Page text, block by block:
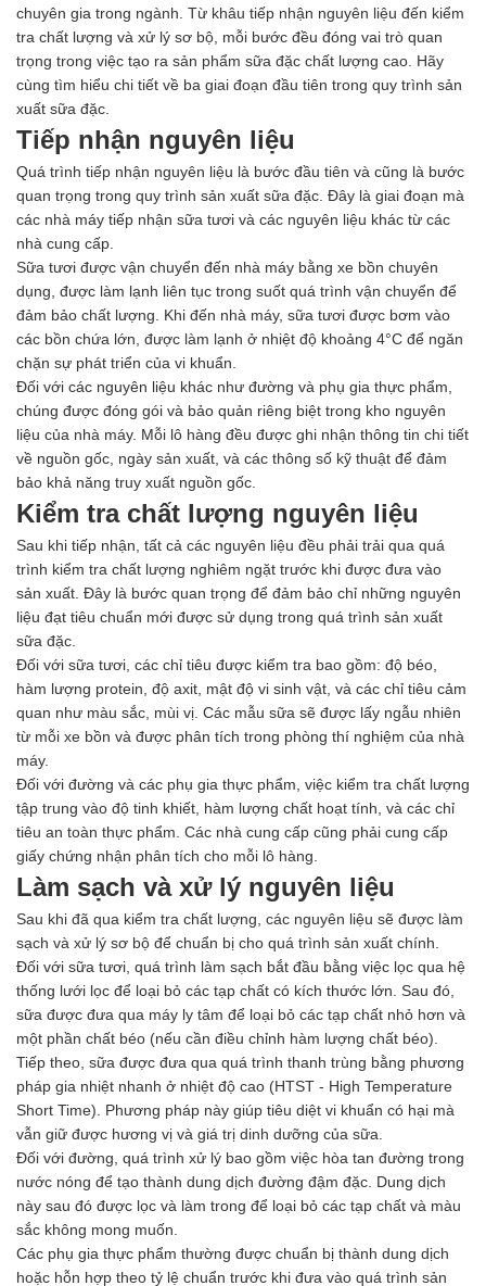
chuyên gia trong ngành. Từ khâu tiếp nhận nguyên liệu đến kiểm
tra chất lượng và xử lý sơ bộ, mỗi bước đều đóng vai trò quan
trọng trong việc tạo ra sản phẩm sữa đặc chất lượng cao. Hãy
cùng tìm hiểu chi tiết về ba giai đoạn đầu tiên trong quy trình sản
xuất sữa đặc.
Tiếp nhận nguyên liệu
Quá trình tiếp nhận nguyên liệu là bước đầu tiên và cũng là bước
quan trọng trong quy trình sản xuất sữa đặc. Đây là giai đoạn mà
các nhà máy tiếp nhận sữa tươi và các nguyên liệu khác từ các
nhà cung cấp.
Sữa tươi được vận chuyển đến nhà máy bằng xe bồn chuyên
dụng, được làm lạnh liên tục trong suốt quá trình vận chuyển để
đảm bảo chất lượng. Khi đến nhà máy, sữa tươi được bơm vào
các bồn chứa lớn, được làm lạnh ở nhiệt độ khoảng 4°C để ngăn
chặn sự phát triển của vi khuẩn.
Đối với các nguyên liệu khác như đường và phụ gia thực phẩm,
chúng được đóng gói và bảo quản riêng biệt trong kho nguyên
liệu của nhà máy. Mỗi lô hàng đều được ghi nhận thông tin chi tiết
về nguồn gốc, ngày sản xuất, và các thông số kỹ thuật để đảm
bảo khả năng truy xuất nguồn gốc.
Kiểm tra chất lượng nguyên liệu
Sau khi tiếp nhận, tất cả các nguyên liệu đều phải trải qua quá
trình kiểm tra chất lượng nghiêm ngặt trước khi được đưa vào
sản xuất. Đây là bước quan trọng để đảm bảo chỉ những nguyên
liệu đạt tiêu chuẩn mới được sử dụng trong quá trình sản xuất
sữa đặc.
Đối với sữa tươi, các chỉ tiêu được kiểm tra bao gồm: độ béo,
hàm lượng protein, độ axit, mật độ vi sinh vật, và các chỉ tiêu cảm
quan như màu sắc, mùi vị. Các mẫu sữa sẽ được lấy ngẫu nhiên
từ mỗi xe bồn và được phân tích trong phòng thí nghiệm của nhà
máy.
Đối với đường và các phụ gia thực phẩm, việc kiểm tra chất lượng
tập trung vào độ tinh khiết, hàm lượng chất hoạt tính, và các chỉ
tiêu an toàn thực phẩm. Các nhà cung cấp cũng phải cung cấp
giấy chứng nhận phân tích cho mỗi lô hàng.
Làm sạch và xử lý nguyên liệu
Sau khi đã qua kiểm tra chất lượng, các nguyên liệu sẽ được làm
sạch và xử lý sơ bộ để chuẩn bị cho quá trình sản xuất chính.
Đối với sữa tươi, quá trình làm sạch bắt đầu bằng việc lọc qua hệ
thống lưới lọc để loại bỏ các tạp chất có kích thước lớn. Sau đó,
sữa được đưa qua máy ly tâm để loại bỏ các tạp chất nhỏ hơn và
một phần chất béo (nếu cần điều chỉnh hàm lượng chất béo).
Tiếp theo, sữa được đưa qua quá trình thanh trùng bằng phương
pháp gia nhiệt nhanh ở nhiệt độ cao (HTST - High Temperature
Short Time). Phương pháp này giúp tiêu diệt vi khuẩn có hại mà
vẫn giữ được hương vị và giá trị dinh dưỡng của sữa.
Đối với đường, quá trình xử lý bao gồm việc hòa tan đường trong
nước nóng để tạo thành dung dịch đường đậm đặc. Dung dịch
này sau đó được lọc và làm trong để loại bỏ các tạp chất và màu
sắc không mong muốn.
Các phụ gia thực phẩm thường được chuẩn bị thành dung dịch
hoặc hỗn hợp theo tỷ lệ chuẩn trước khi đưa vào quá trình sản